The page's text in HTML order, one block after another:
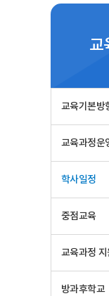
교
교육기본방
교육과정운
학사일정
중점교육
교육과정
방과후학교